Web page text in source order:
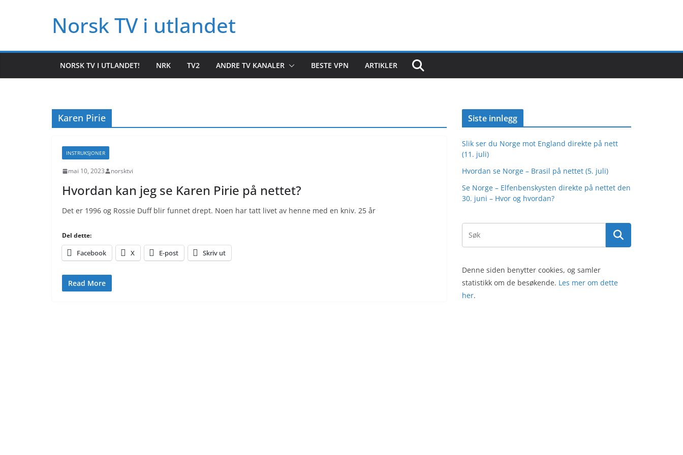
Norsk TV i utlandet
NORSK TV I UTLANDET! NRK TV2 ANDRE TV KANALER BESTE VPN ARTIKLER
Karen Pirie
INSTRUKSJONER
mai 10, 2023 norsktvi
Hvordan kan jeg se Karen Pirie på nettet?
Det er 1996 og Rossie Duff blir funnet drept. Noen har tatt livet av henne med en kniv. 25 år
Del dette:
Facebook X E-post Skriv ut
Read More
Siste innlegg
Slik ser du Norge mot England direkte på nett
(11. juli)
Hvordan se Norge – Brasil på nettet (5. juli)
Se Norge – Elfenbenskysten direkte på nettet den
30. juni – Hvor og hvordan?
Denne siden benytter cookies, og samler
statistikk om de besøkende. Les mer om dette
her.